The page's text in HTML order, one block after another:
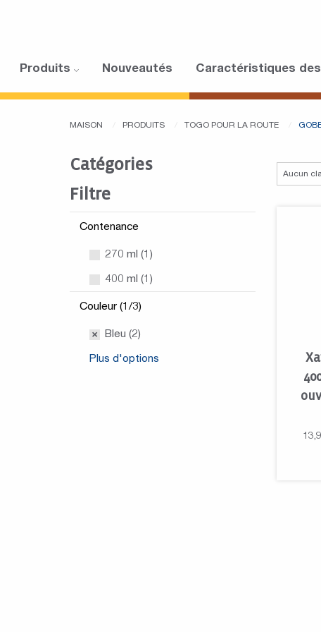
Produits Nouveautés Caractéristiques
MAISON PRODUITS TOGO POUR LA ROUTE
Catégories
Filtre
Contenance
270 ml (1)
400 ml (1)
Couleur (1/3)
Bleu (2)
Plus d'options